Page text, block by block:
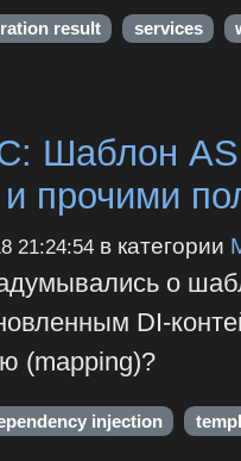
result services
Шаблон
прочими
21:24:54в категории
о
DI-
(mapping)?
injection